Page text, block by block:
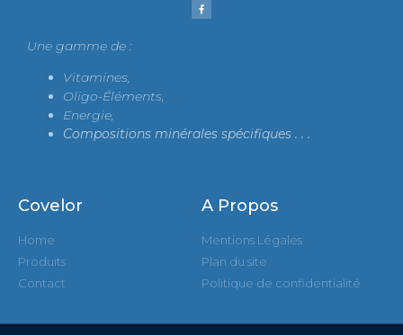
Une gamme de :
Vitamines,
Oligo-Éléments,
Energie,
Compositions minérales spécifiques . . .
Covelor
Home
Produits
Contact
A Propos
Mentions Légales
Plan du site
Politique de confidentialité